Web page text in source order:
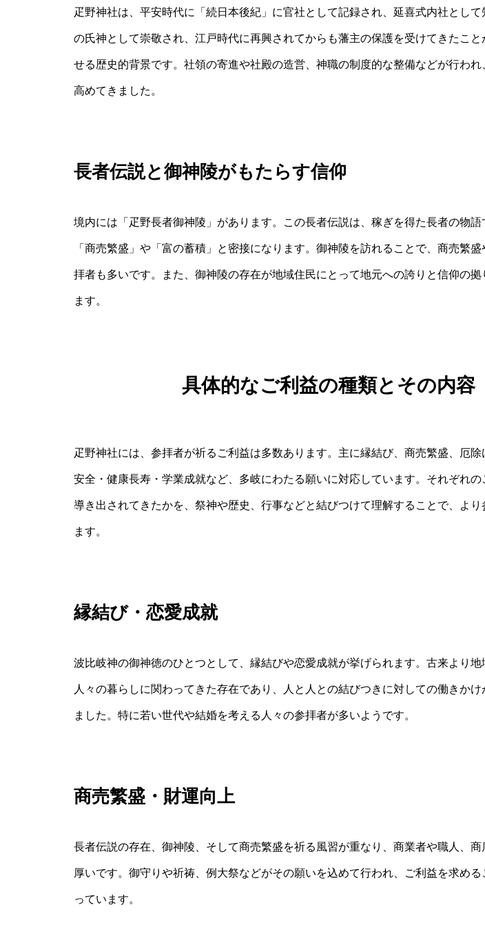
疋野神社は、平安時代に「続日本後紀」に官社として記録され、延喜式内社とし
の氏神として崇敬され、江戸時代に再興されてからも藩主の保護を受けてきたこと
せる歴史的背景です。社領の寄進や社殿の造営、神職の制度的な整備などが行わ
高めてきました。
長者伝説と御神陵がもたらす信仰
境内には「疋野長者御神陵」があります。この長者伝説は、稼ぎを得た長者の物
「商売繁盛」や「富の蓄積」と密接になります。御神陵を訪れることで、商売繁
拝者も多いです。また、御神陵の存在が地域住民にとって地元への誇りと信仰の
ます。
具体的なご利益の種類とその内容
疋野神社には、参拝者が祈るご利益は多数あります。主に縁結び、商売繁盛、厄
安全・健康長寿・学業成就など、多岐にわたる願いに対応しています。それぞれの
導き出されてきたかを、祭神や歴史、行事などと結びつけて理解することで、より
ます。
縁結び・恋愛成就
波比岐神の御神徳のひとつとして、縁結びや恋愛成就が挙げられます。古来より地
人々の暮らしに関わってきた存在であり、人と人との結びつきに対しての働きかけ
ました。特に若い世代や結婚を考える人々の参拝者が多いようです。
商売繁盛・財運向上
長者伝説の存在、御神陵、そして商売繁盛を祈る風習が重なり、商業者や職人、
厚いです。御守りや祈祷、例大祭などがその願いを込めて行われ、ご利益を求め
っています。